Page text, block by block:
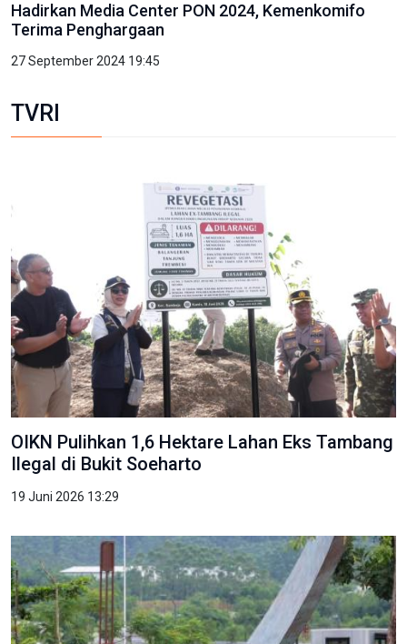
Hadirkan Media Center PON 2024, Kemenkomifo
Terima Penghargaan
27 September 2024 19:45
TVRI
OIKN Pulihkan 1,6 Hektare Lahan Eks Tambang
Ilegal di Bukit Soeharto
19 Juni 2026 13:29